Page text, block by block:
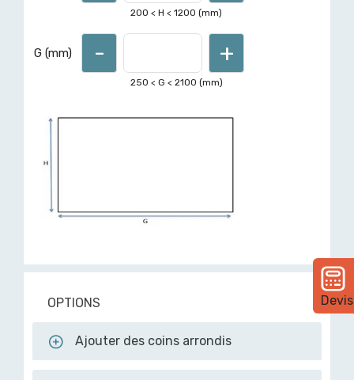
Devis
demandez un devis ici
200 < H <1200 (mm)
G (mm) - +
250 < G <2100 (mm)
OPTIONS
Ajouter des coins arrondis